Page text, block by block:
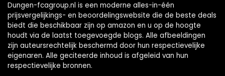
Dungen-fcagroup.nl is een moderne alles-in-één
prijsvergelijkings- en beoordelingswebsite die de beste deals
biedt die beschikbaar zijn op amazon en u op de hoogte
houdt via de laatst toegevoegde blogs. Alle afbeeldingen
zijn auteursrechtelijk beschermd door hun respectievelijke
eigenaren. Alle geciteerde inhoud is afgeleid van hun
respectievelijke bronnen.